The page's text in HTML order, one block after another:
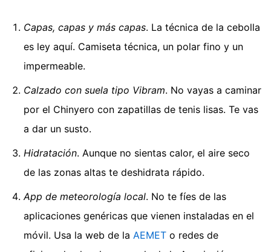
Capas, capas y más capas. La técnica de la cebolla
es ley aquí. Camiseta técnica, un polar fino y un
impermeable.
Calzado con suela tipo Vibram. No vayas a caminar
por el Chinyero con zapatillas de tenis lisas. Te vas
a dar un susto.
Hidratación. Aunque no sientas calor, el aire seco
de las zonas altas te deshidrata rápido.
App de meteorología local. No te fíes de las
aplicaciones genéricas que vienen instaladas en el
móvil. Usa la web de la AEMET o redes de